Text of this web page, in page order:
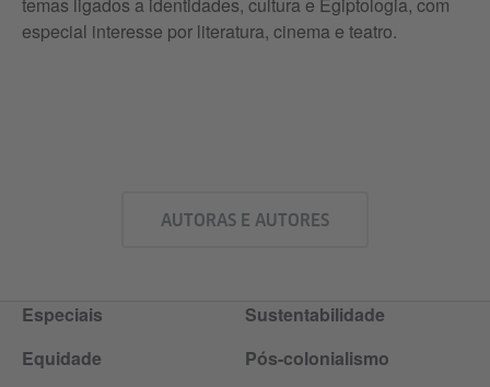
especial interesse por literatura, cinema e teatro.
AUTORAS E AUTORES
Especiais
Sustentabilidade
Equidade
Pós-colonialismo